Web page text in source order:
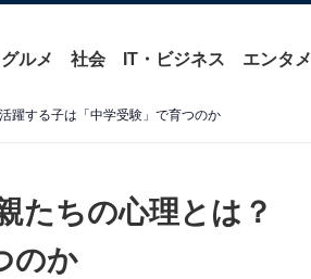
グルメ 社会 IT・ビジネス エンタメ
躍する子は「中学受験」で育つのか
たちの心理とは？
のか